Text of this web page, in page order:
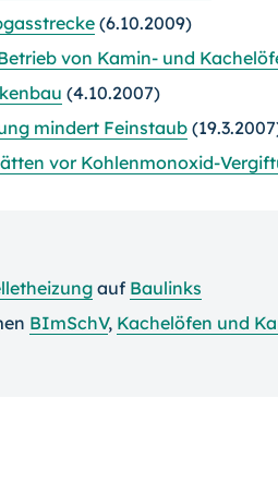
(6.10.2009)
von Kamin- und
(4.10.2007)
mindert Feinstaub
vor Kohlenmonoxid-
auf Baulinks
BImSchV, Kachelöfen und